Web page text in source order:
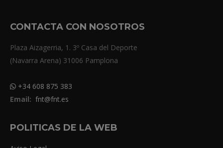
CONTACTA CON NOSOTROS
Plaza Aizagerria, 1. 3º Casa del Deporte
(Navarra Arena) 31006 Pamplona
+34 608 875 383
Email: fnt@fnt.es
POLITICAS DE LA WEB